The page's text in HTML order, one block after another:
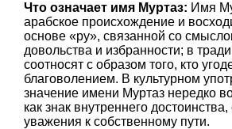
Что означает имя Муртаз: Имя
арабское происхождение и
основе «рy», связанной со
довольства и избранности; в
соотносят с образом того, кто
благоволением. В культурном
значение имени Муртаз нередко
как знак внутреннего
уважения к собственному пути.